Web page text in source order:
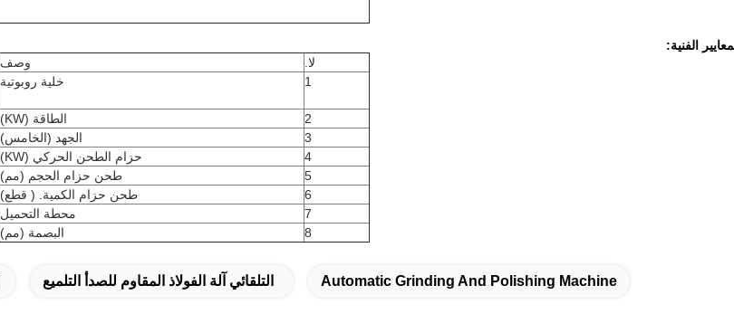
الفنية:
لا.
وصف
1
خلية روبوتية
2
الطاقة (KW)
3
الجهد (الخامس)
4
حزام الطحن الحركي (KW)
5
طحن حزام الحجم (مم)
6
طحن حزام الكمية. ( قطع)
7
محطة التحميل
8
البصمة (مم)
التلقائي آلة الفولاذ المقاوم للصدأ التلميع Automatic Grinding And Polishing Machine